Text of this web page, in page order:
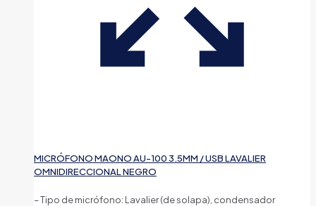
MICRÓFONO MAONO AU-100 3.5MM / USB LAVALIER
OMNIDIRECCIONAL NEGRO
– Tipo de micrófono: Lavalier (de solapa), condensador